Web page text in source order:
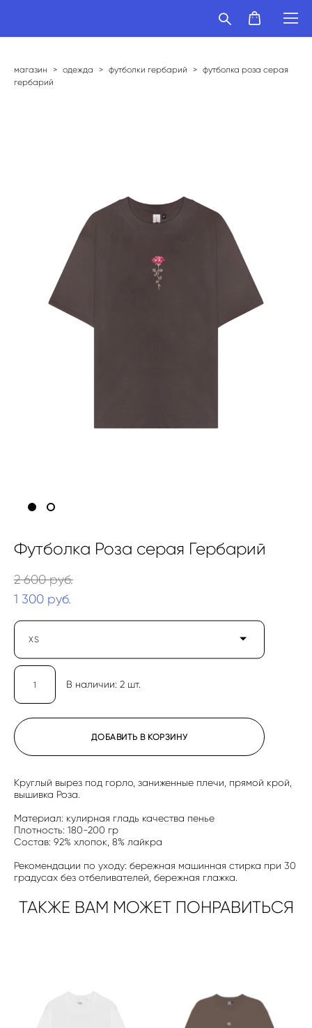
магазин > одежда > футболки гербарий > футболка роза серая
гербарий
Футболка Роза серая Гербарий
2 600 pуб.
1 300 pуб.
XS
В наличии: 2 шт.
ДОБАВИТЬ В КОРЗИНУ
Круглый вырез под горло, заниженные плечи, прямой крой,
вышивка Роза.
Материал: кулирная гладь качества пенье
Плотность: 180-200 гр
Состав: 92% хлопок, 8% лайкра
Рекомендации по уходу: бережная машинная стирка при 30
градусах без отбеливателей, бережная глажка.
ТАКЖЕ ВАМ МОЖЕТ ПОНРАВИТЬСЯ